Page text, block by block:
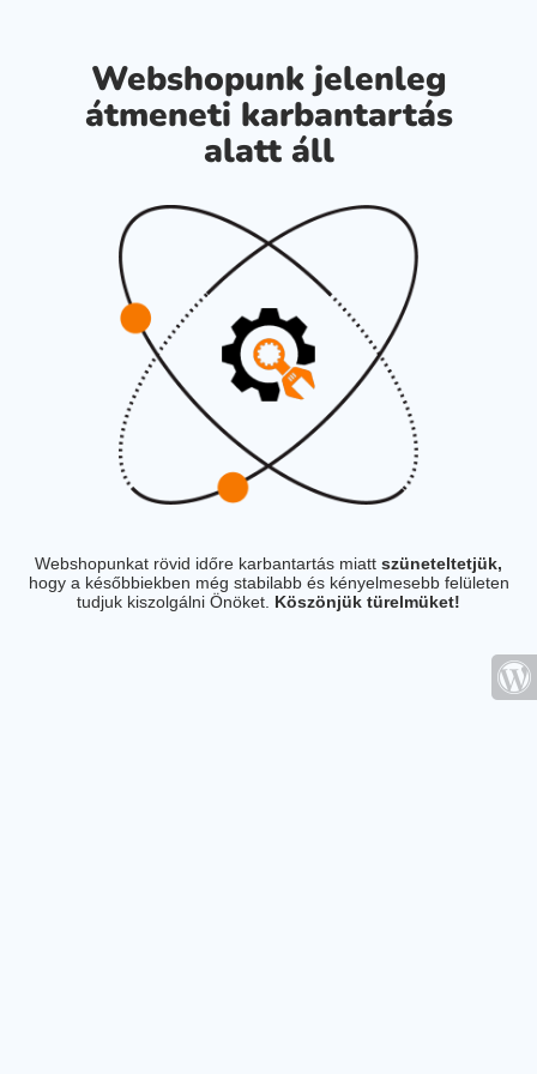
Webshopunk jelenleg
átmeneti karbantartás
alatt áll
Webshopunkat rövid időre karbantartás miatt szüneteltetjük,
hogy a későbbiekben még stabilabb és kényelmesebb felületen
tudjuk kiszolgálni Önöket. Köszönjük türelmüket!